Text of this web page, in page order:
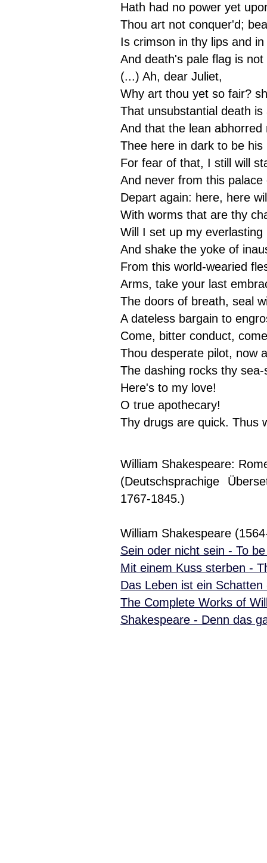
Hath had no power yet
Thou art not conquer'd;
Is crimson in thy lips and
And death's pale flag is
(...) Ah, dear Juliet,
Why art thou yet so fair?
That unsubstantial death is
And that the lean abhorred
Thee here in dark to be his
For fear of that, I still will
And never from this palace
Depart again: here, here
With worms that are thy
Will I set up my everlasting
And shake the yoke of
From this world-wearied
Arms, take your last
The doors of breath, seal
A dateless bargain to
Come, bitter conduct,
Thou desperate pilot, now
The dashing rocks thy
Here's to my love!
O true apothecary!
Thy drugs are quick. Thus
William Shakespeare:
(Deutschsprachige
1767-1845.)
William Shakespeare
Sein oder nicht sein - To
Mit einem Kuss sterben -
Das Leben ist ein
The Complete Works of
Shakespeare - Denn das